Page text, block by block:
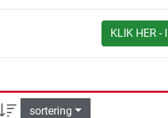
KLIK HER -
sortering